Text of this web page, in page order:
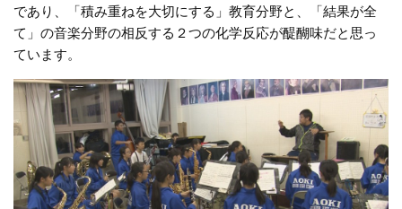
であり、「積み重ねを大切にする」教育分野と、「結果が全
て」の音楽分野の相反する２つの化学反応が醍醐味だと思っ
ています。